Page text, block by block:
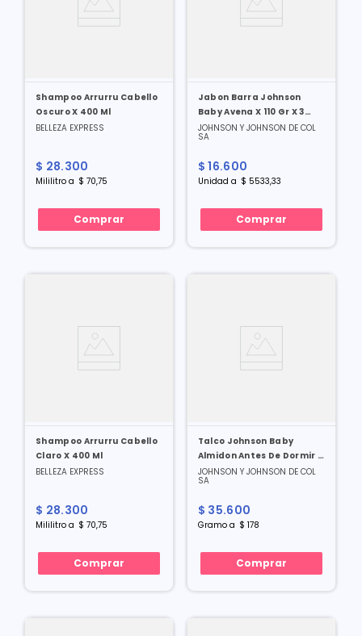
Shampoo Arrurru Cabello
Oscuro X 400 Ml
BELLEZA EXPRESS
$ 28.300
Mililitro a $ 70,75
Comprar
Jabon Barra Johnson
Baby Avena X 110 Gr X 3
Und
JOHNSON Y JOHNSON DE COL
SA
$ 16.600
Unidad a $ 5533,33
Comprar
Shampoo Arrurru Cabello
Claro X 400 Ml
BELLEZA EXPRESS
$ 28.300
Mililitro a $ 70,75
Comprar
Talco Johnson Baby
Almidon Antes De Dormir X
200 Gr
JOHNSON Y JOHNSON DE COL
SA
$ 35.600
Gramoa $ 178
Comprar